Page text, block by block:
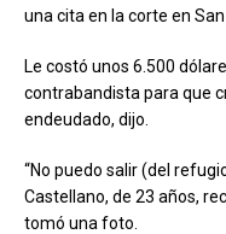
una cita en la corte en San
Le costó unos 6.500
contrabandista para que
endeudado, dijo.
“No puedo salir (del
Castellano, de 23 años,
tomó una foto.